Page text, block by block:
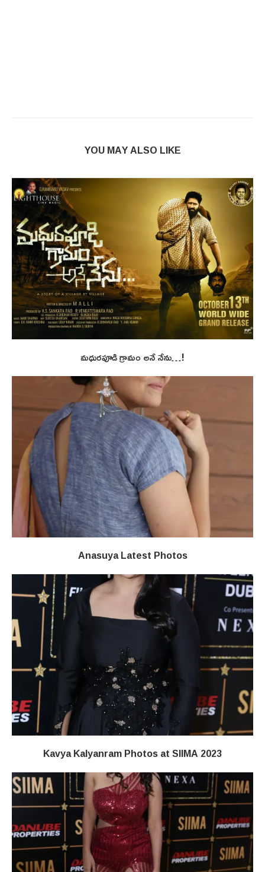
YOU MAY ALSO LIKE
మధురపూడి గ్రామం అనే నేను…!
Anasuya Latest Photos
Kavya Kalyanram Photos at SIIMA 2023